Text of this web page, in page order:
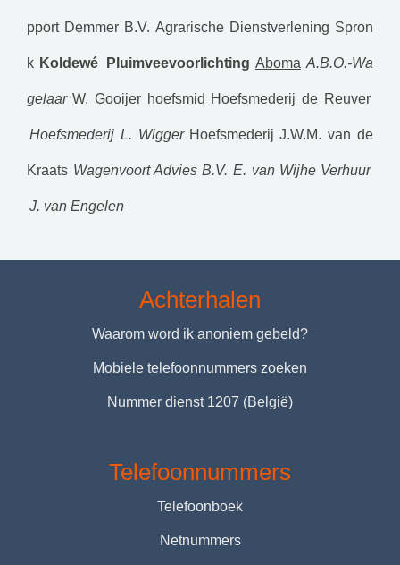
pport Demmer B.V. Agrarische Dienstverlening Spron
k Koldewé Pluimveevoorlichting Aboma A.B.O.-Wa
gelaar W. Gooijer hoefsmid Hoefsmederij de Reuver
Hoefsmederij L. Wigger Hoefsmederij J.W.M. van de
Kraats Wagenvoort Advies B.V. E. van Wijhe Verhuur
J. van Engelen
Achterhalen
Waarom word ik anoniem gebeld?
Mobiele telefoonnummers zoeken
Nummer dienst 1207 (België)
Telefoonnummers
Telefoonboek
Netnummers